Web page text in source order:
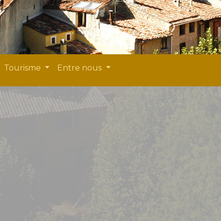
Tourisme Entre nous